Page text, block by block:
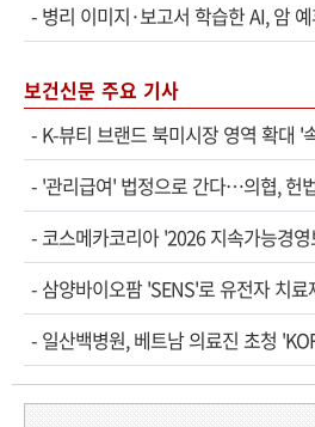
- 병리 이미지·보고서 학습한 AI, 암
보건신문 주요 기사
- K-뷰티 브랜드 북미시장 영역 확대 '
- '관리급여' 법정으로 간다…의협, 헌
- 코스메카코리아 '2026 지속가능경
- 삼양바이오팜 'SENS'로 유전자 치
- 일산백병원, 베트남 의료진 초청